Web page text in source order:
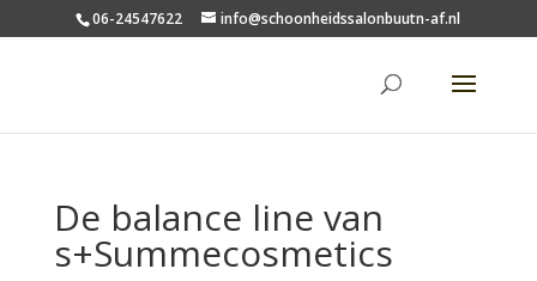
06-24547622 info@schoonheidssalonbuutn-af.nl
De balance line van
s+Summecosmetics